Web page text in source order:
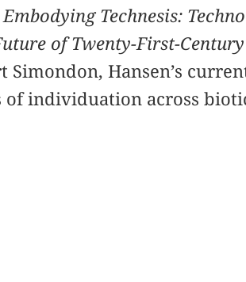
Embodying Technesis:
of Twenty-First-
Hansen’s
of individuation across